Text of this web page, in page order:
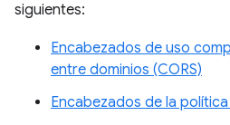
siguientes:
Encabezados de uso
entre dominios (CORS)
Encabezados de la